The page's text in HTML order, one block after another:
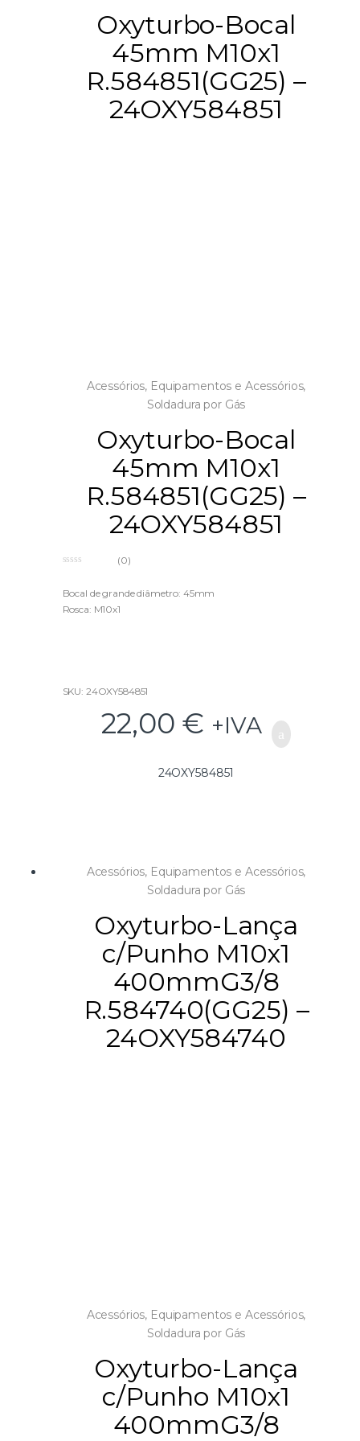
Oxyturbo-Bocal
45mm M10x1
R.584851(GG25) –
24OXY584851
Acessórios, Equipamentos e Acessórios,
Soldadura por Gás
Oxyturbo-Bocal
45mm M10x1
R.584851(GG25) –
24OXY584851
u
o
(0)
Bocal de grande diâmetro: 45mm
Rosca: M10x1
SKU: 24OXY584851
22,00 € +IVA
24OXY584851
Acessórios, Equipamentos e Acessórios,
Soldadura por Gás
Oxyturbo-Lança
c/Punho M10x1
400mmG3/8
R.584740(GG25) –
24OXY584740
Acessórios, Equipamentos e Acessórios,
Soldadura por Gás
Oxyturbo-Lança
c/Punho M10x1
400mmG3/8